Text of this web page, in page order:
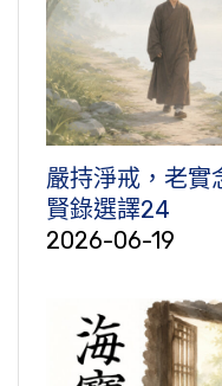
嚴持淨戒，老實
賢錄選譯24
2026-06-19